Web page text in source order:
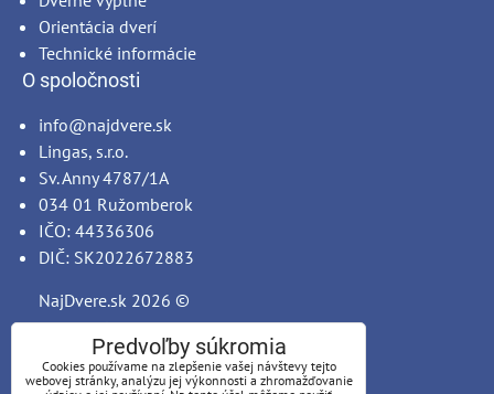
Orientácia dverí
Technické informácie
O spoločnosti
info@najdvere.sk
Lingas, s.r.o.
Sv. Anny 4787/1A
034 01 Ružomberok
IČO: 44336306
DIČ: SK2022672883
NajDvere.sk 2026 ©
Predvoľby súkromia
Cookies používame na zlepšenie vašej návštevy tejto
webovej stránky, analýzu jej výkonnosti a zhromažďovanie